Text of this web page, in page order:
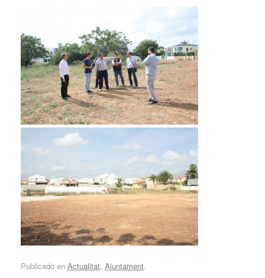
Publicado en Actualitat, Ajuntament.